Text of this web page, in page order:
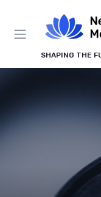
SHAPING THE